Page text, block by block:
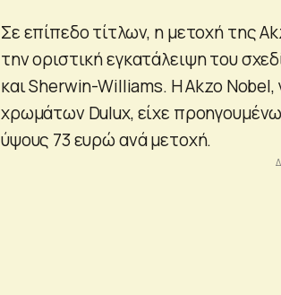
Σε επίπεδο τίτλων, η μετοχή της
την οριστική εγκατάλειψη του
και Sherwin-Williams. Η Akzo
χρωμάτων Dulux, είχε
ύψους 73 ευρώ ανά μετοχή.